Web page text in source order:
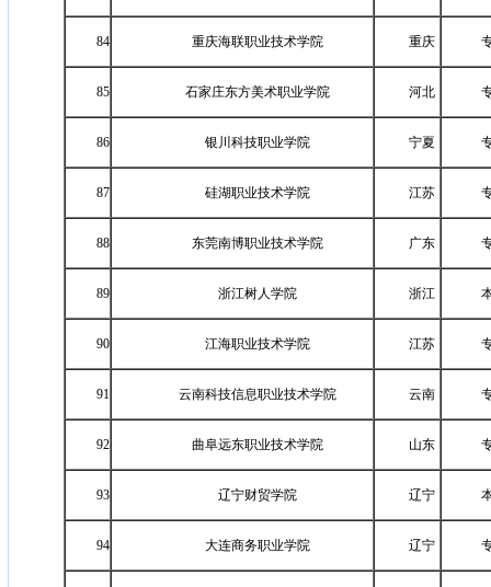
84 重庆海联职业技术学院 重庆
85 石家庄东方美术职业学院 河北
86 银川科技职业学院 宁夏
87 硅湖职业技术学院 江苏
88 东莞南博职业技术学院 广东
89 浙江树人学院 浙江
90 江海职业技术学院 江苏
91 云南科技信息职业技术学院 云南
92 曲阜远东职业技术学院 山东
93 辽宁财贸学院 辽宁
94 大连商务职业学院 辽宁